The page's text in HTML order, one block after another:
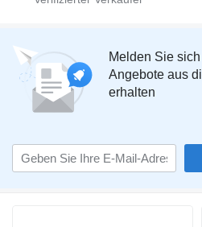
Melden Sie
Angebote aus
erhalten